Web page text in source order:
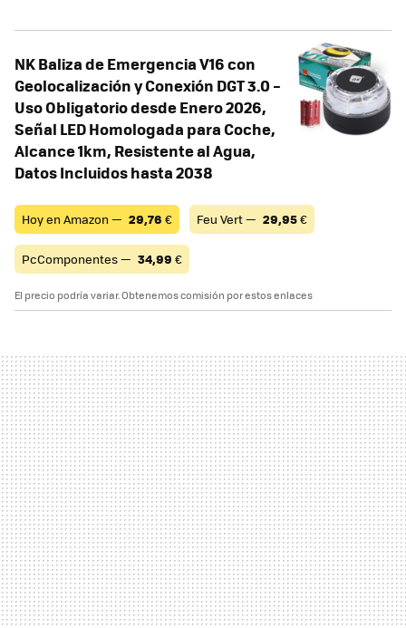
NK Baliza de Emergencia V16 con
Geolocalización y Conexión DGT 3.0 –
Uso Obligatorio desde Enero 2026,
Señal LED Homologada para Coche,
Alcance 1km, Resistente al Agua,
Datos Incluidos hasta 2038
Hoy en Amazon — 29,76 € Feu Vert — 29,95€
PcComponentes — 34,99 €
El precio podría variar. Obtenemos comisión por estos enlaces